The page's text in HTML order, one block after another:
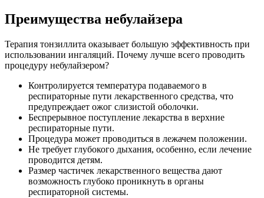
Преимущества небулайзера
Терапия тонзиллита оказывает большую эффективность при
использовании ингаляций. Почему лучше всего проводить
процедуру небулайзером?
Контролируется температура подаваемого в
респираторные пути лекарственного средства, что
предупреждает ожог слизистой оболочки.
Беспрерывное поступление лекарства в верхние
респираторные пути.
Процедура может проводиться в лежачем положении.
Не требует глубокого дыхания, особенно, если лечение
проводится детям.
Размер частичек лекарственного вещества дают
возможность глубоко проникнуть в органы
респираторной системы.